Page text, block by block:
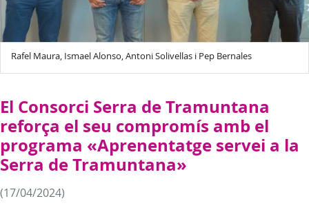
Rafel Maura, Ismael Alonso, Antoni Solivellas i Pep Bernales
El Consorci Serra de Tramuntana
reforça el seu compromís amb el
programa «Aprenentatge servei a la
Serra de Tramuntana»
(17/04/2024)